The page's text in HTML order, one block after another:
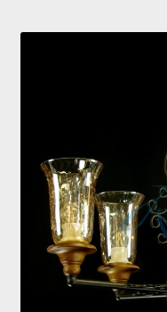
Корзина
Купить люстру в
Магазин